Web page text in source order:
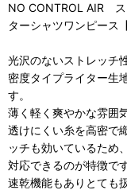
NO CONTROL AIR ス
ターシャツワンピース
光沢のないストレッチ
密度タイプライター生
す。
薄く軽く爽やかな雰囲
透けにくい糸を高密で
ッチも効いているため
対応できるのが特徴です
速乾機能もありとても